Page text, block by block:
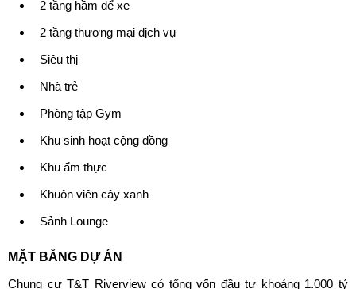
2 tầng hầm để xe
2 tầng thương mại dịch vụ
Siêu thị
Nhà trẻ
Phòng tập Gym
Khu sinh hoạt cộng đồng
Khu ẩm thực
Khuôn viên cây xanh
Sảnh Lounge
MẶT BẰNG DỰ ÁN
Chung cư T&T Riverview có tổng vốn đầu tư khoảng 1.000 tỷ